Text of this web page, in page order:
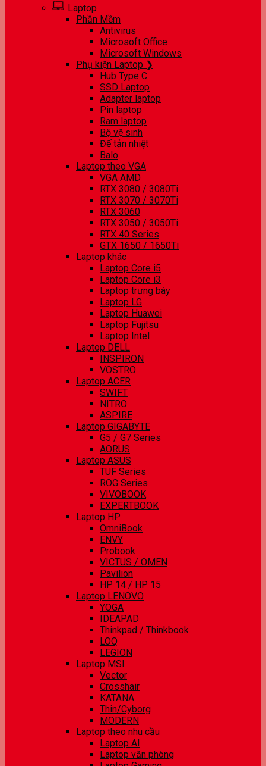
Laptop
Phần Mềm
Antivirus
Microsoft Office
Microsoft Windows
Phụ kiện Laptop ❯
Hub Type C
SSD Laptop
Adapter laptop
Pin laptop
Ram laptop
Bộ vệ sinh
Đế tản nhiệt
Balo
Laptop theo VGA
VGA AMD
RTX 3080 / 3080Ti
RTX 3070 / 3070Ti
RTX 3060
RTX 3050 / 3050Ti
RTX 40 Series
GTX 1650 / 1650Ti
Laptop khác
Laptop Core i5
Laptop Core i3
Laptop trưng bày
Laptop LG
Laptop Huawei
Laptop Fujitsu
Laptop Intel
Laptop DELL
INSPIRON
VOSTRO
Laptop ACER
SWIFT
NITRO
ASPIRE
Laptop GIGABYTE
G5 / G7 Series
AORUS
Laptop ASUS
TUF Series
ROG Series
VIVOBOOK
EXPERTBOOK
Laptop HP
OmniBook
ENVY
Probook
VICTUS / OMEN
Pavilion
HP 14 / HP 15
Laptop LENOVO
YOGA
IDEAPAD
Thinkpad / Thinkbook
LOQ
LEGION
Laptop MSI
Vector
Crosshair
KATANA
Thin/Cyborg
MODERN
Laptop theo nhu cầu
Laptop AI
Laptop văn phòng